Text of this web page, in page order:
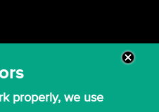
properly, we use